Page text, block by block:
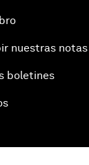
nuestras
boletines